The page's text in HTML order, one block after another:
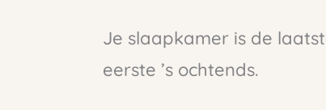
Je slaapkamer is de
eerste ’s ochtends.